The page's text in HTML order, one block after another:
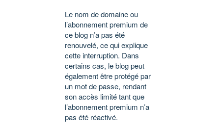
Le nom de domaine ou
l’abonnement premium de
ce blog n’a pas été
renouvelé, ce qui explique
cette interruption. Dans
certains cas, le blog peut
également être protégé par
un mot de passe, rendant
son accès limité tant que
l’abonnement premium n’a
pas été réactivé.